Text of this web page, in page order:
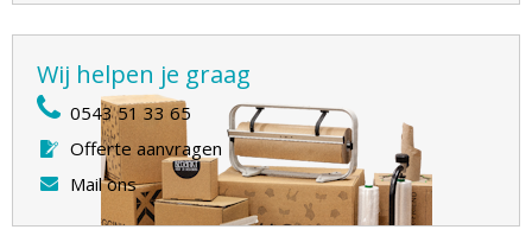
Wij helpen je graag
0543 51 33 65
Offerte aanvragen
Mail ons